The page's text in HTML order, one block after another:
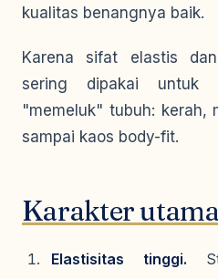
kualitas benangnya baik.
Karena sifat elastis
sering dipakai untuk
"memeluk" tubuh: kerah,
sampai kaos body-fit.
Karakter
Elastisitas tinggi.